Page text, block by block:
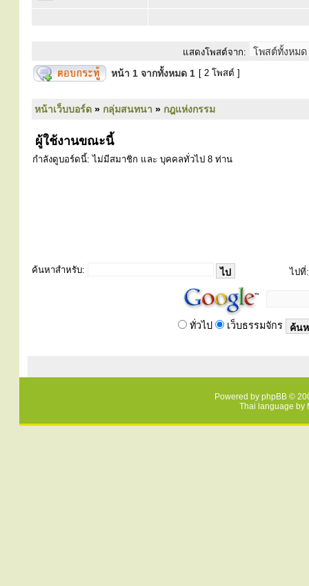
แสดงโพสต์จาก:
หน้า 1 จากทั้งหมด 1 [ 2 โพสต์ ]
หน้าเว็บบอร์ด » กลุ่มสนทนา » กฎแห่งกรรม
ผู้ใช้งานขณะนี้
กำลังดูบอร์ดนี้: ไม่มีสมาชิก และ บุคคลทั่วไป 8 ท่าน
ค้นหาสำหรับ: ไปที่:
ทั่วไป เว็บธรรมจักร
Powered by phpBB ©
Thai language by